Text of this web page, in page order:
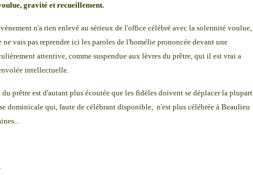
gravité et recueillement.
n'a rien enlevé au sérieux de l'office célébré avec la solennité voulue,
vais pas reprendre ici les paroles de l'homélie prononcée devant une
attentive, comme suspendue aux lèvres du prêtre, qui il est vrai a
intellectuelle.
prêtre est d'autant plus écoutée que les fidèles doivent se déplacer la plupart
dominicale qui, faute de célébrant disponible, n'est plus célébrée à Beaulieu